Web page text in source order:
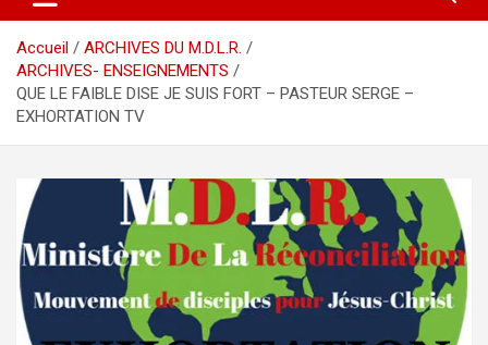
Accueil
ARCHIVES DU M.D.L.R.
ARCHIVES- ENSEIGNEMENTS
QUE LE FAIBLE DISE JE SUIS FORT – PASTEUR SERGE –
EXHORTATION TV